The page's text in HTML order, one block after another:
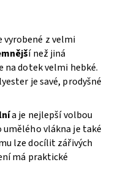
vyrobené z velmi
í než jiná
na dotek velmi hebké.
je savé, prodyšné
a je nejlepší volbou
vlákna je také
lze docílit zářivých
má praktické